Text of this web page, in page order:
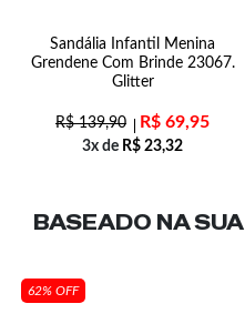
Sandália Infantil Menina
Grendene Com Brinde 23067.
Glitter
R$139,90 R$ 69,95
3x de R$ 23,32
BASEADO NA SUA
62% OFF